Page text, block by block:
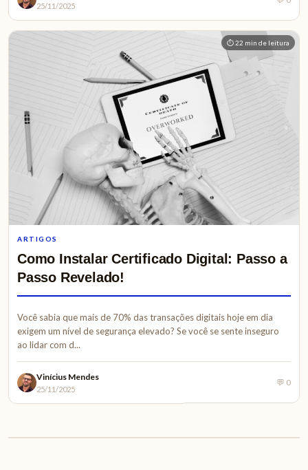
25/11/2025
⏱ 22 min de leitura
ARTIGOS
Como Instalar Certificado Digital: Passo a
Passo Revelado!
Você sabia que mais de 70% das transações digitais hoje em dia
exigem um nível de segurança elevado? Se você se sente inseguro
ao lidar com d...
Vinícius Mendes
25/11/2025
💬 0